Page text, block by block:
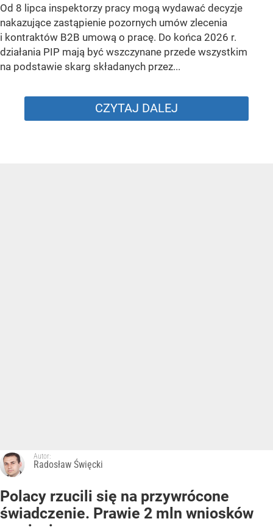
Od 8 lipca inspektorzy pracy mogą wydawać decyzje
nakazujące zastąpienie pozornych umów zlecenia
i kontraktów B2B umową o pracę. Do końca 2026 r.
działania PIP mają być wszczynane przede wszystkim
na podstawie skarg składanych przez...
CZYTAJ DALEJ
Autor:
Radosław Święcki
Polacy rzucili się na przywrócone
świadczenie. Prawie 2 mln wniosków